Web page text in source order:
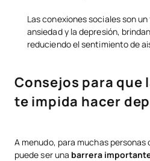
Las conexiones sociales son
ansiedad y la depresión,
reduciendo el sentimiento de
Consejos para que
te impida hacer
A menudo, para muchas personas
puede ser una barrera